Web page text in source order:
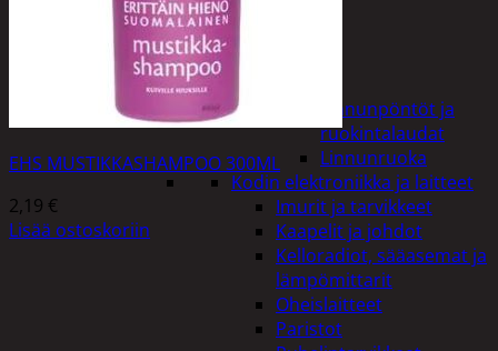
Linnunpöntöt ja
ruokintalaudat
Linnunruoka
Kodin elektroniikka ja laitteet
Imurit ja tarvikkeet
Kaapelit ja johdot
Kelloradiot, sääasemat ja
lämpömittarit
Oheislaitteet
Paristot
EHS MUSTIKKASHAMPOO 300ML
2,19 €
Lisää ostoskoriin